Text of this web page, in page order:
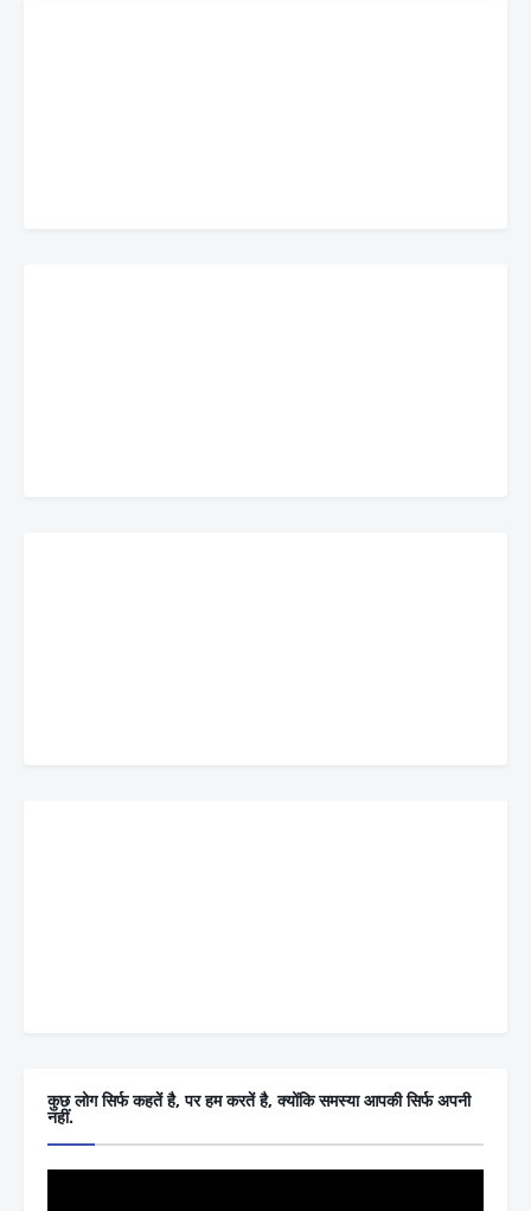
कुछ लोग सिर्फ कहतें है, पर हम करतें है, क्योंकि समस्या आपकी सिर्फ अपनी
नहीं.